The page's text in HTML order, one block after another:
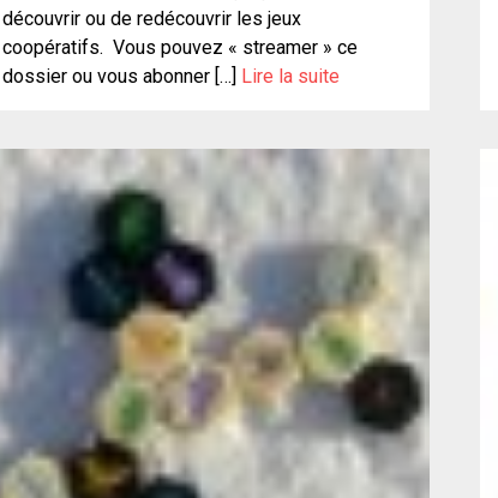
découvrir ou de redécouvrir les jeux
coopératifs. Vous pouvez « streamer » ce
dossier ou vous abonner […] Lire la suite